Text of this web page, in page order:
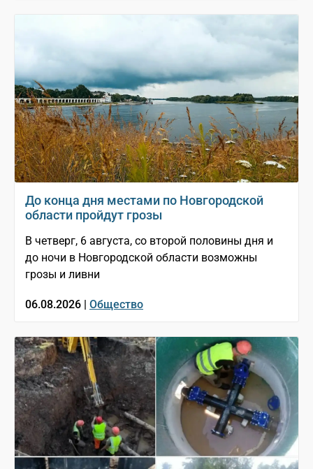
До конца дня местами по Новгородской
области пройдут грозы
В четверг, 6 августа, со второй половины дня и
до ночи в Новгородской области возможны
грозы и ливни
06.08.2026 | Общество